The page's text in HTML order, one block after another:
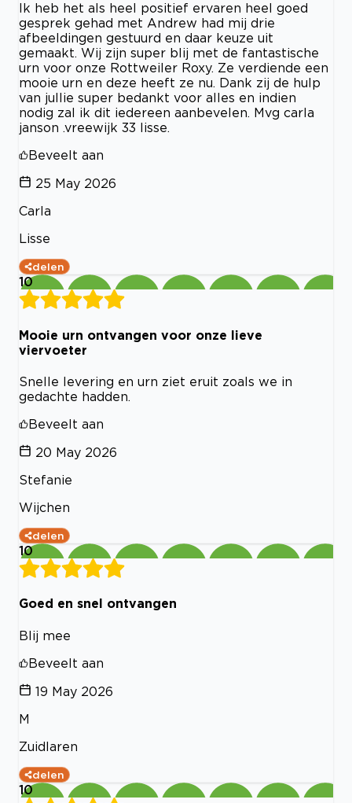
Ik heb het als heel positief ervaren heel goed
gesprek gehad met Andrew had mij drie
afbeeldingen gestuurd en daar keuze uit
gemaakt. Wij zijn super blij met de fantastische
urn voor onze Rottweiler Roxy. Ze verdiende een
mooie urn en deze heeft ze nu. Dank zij de hulp
van jullie super bedankt voor alles en indien
nodig zal ik dit iedereen aanbevelen. Mvg carla
janson .vreewijk 33 lisse.
Beveelt aan
25 May 2026
Carla
Lisse
delen
10
Mooie urn ontvangen voor onze lieve
viervoeter
Snelle levering en urn ziet eruit zoals we in
gedachte hadden.
Beveelt aan
20 May 2026
Stefanie
Wijchen
delen
10
Goed en snel ontvangen
Blij mee
Beveelt aan
19 May 2026
M
Zuidlaren
delen
10